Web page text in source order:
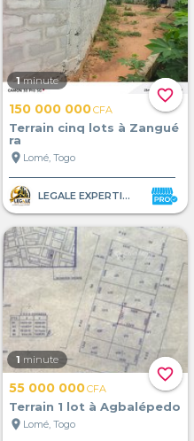
favorite_border
1 minute
150 000 000CFA
Terrain cinq lots à Zangué
ra
location_on Lomé, Togo
LEGALE EXPERTISE AFRIQUE
favorite_border
1 minute
55 000 000CFA
Terrain 1 lot à Agbalépedo
location_on Lomé, Togo